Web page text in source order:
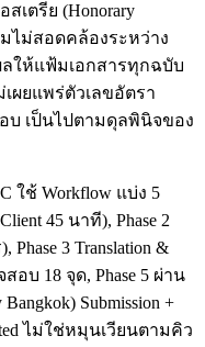
สเตรีย (Honorary
ไม่สอดคล้องระหว่าง
ลให้แฟ้มเอกสารทุกฉบับ
เผยแพร่ตัวเลขอัตรา
อบ เป็นไปตามดุลพินิจของ
ใช้ Workflow แบ่ง 5
45 นาที), Phase 2
Phase 3 Translation &
สอบ 18 จุด, Phase 5 ผ่าน
Submission +
ไม่ใช่หมุนเวียนตามคิว